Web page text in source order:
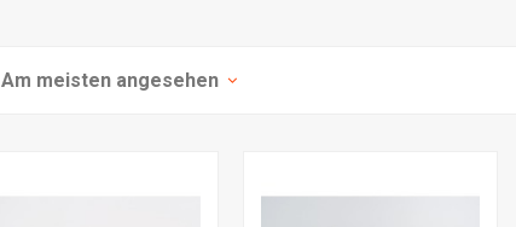
Am meisten angesehen